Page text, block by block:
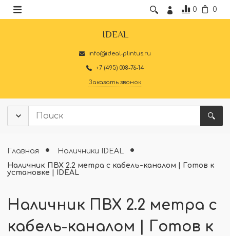
0 0
IDEAL
info@ideal-plintus.ru
+7 (495) 008-76-14
Заказать звонок
Главная
Наличники IDEAL
Наличник ПВХ 2.2 метра с кабель-каналом | Готов к
установке | IDEAL
Наличник ПВХ 2.2 метра с
кабель-каналом | Готов к